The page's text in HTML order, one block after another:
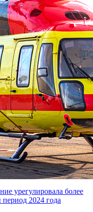
урегулировала более
период 2024 года